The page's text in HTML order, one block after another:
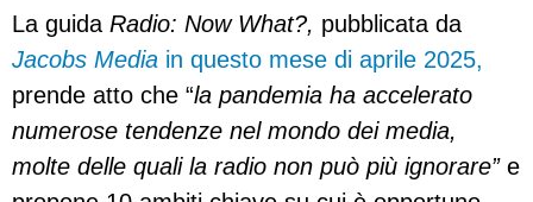
La guida Radio: Now What?, pubblicata da
Jacobs Media in questo mese di aprile 2025,
prende atto che “la pandemia ha accelerato
numerose tendenze nel mondo dei media,
molte delle quali la radio non può più ignorare”e